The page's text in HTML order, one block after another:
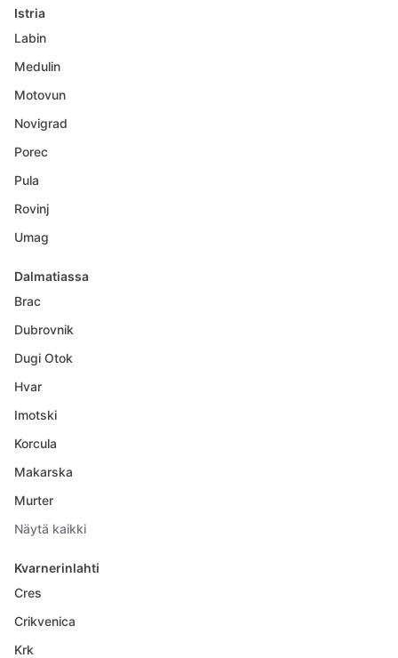
Istria
Labin
Medulin
Motovun
Novigrad
Porec
Pula
Rovinj
Umag
Dalmatiassa
Brac
Dubrovnik
Dugi Otok
Hvar
Imotski
Korcula
Makarska
Murter
Näytä kaikki
Kvarnerinlahti
Cres
Crikvenica
Krk